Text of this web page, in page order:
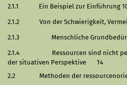
2.1.1
Ein Beispiel zur Einführung
2.1.2 Von der Schwierigkeit,
2.1.3 Menschliche
2.1.4
Ressourcen sind nicht
der situativen Perspektive
14
2.2
Methoden der